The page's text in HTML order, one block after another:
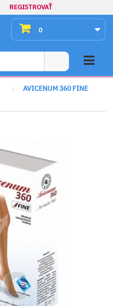
REGISTROVAŤ
0
>
AVICENUM 360 FINE